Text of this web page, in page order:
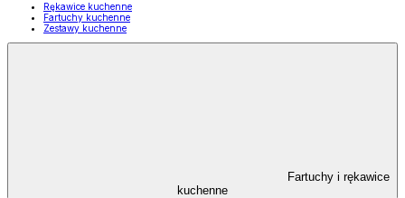
Rękawice kuchenne
Fartuchy kuchenne
Zestawy kuchenne
Fartuchy i rękawice
kuchenne